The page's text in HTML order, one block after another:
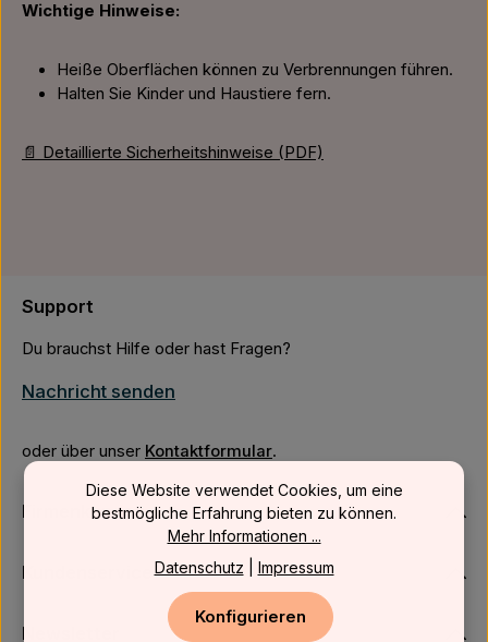
Wichtige Hinweise:
Heiße Oberflächen können zu Verbrennungen führen.
Halten Sie Kinder und Haustiere fern.
📄 Detaillierte Sicherheitshinweise (PDF)
Support
Du brauchst Hilfe oder hast Fragen?
Nachricht senden
oder über unser Kontaktformular.
Firmenkunden
Kundenservice
Newsletter
Diese Website verwendet Cookies, um eine
bestmögliche Erfahrung bieten zu können.
Mehr Informationen ...
Datenschutz
Impressum
Konfigurieren